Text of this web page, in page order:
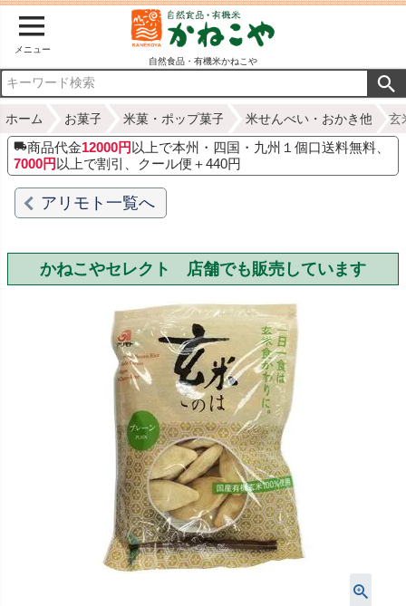
メニュー
自然食品・有機米かねこや
ホーム お菓子 米菓・ポップ菓子 米せんべい・おかき他 玄
商品代金12000円 以上で本州・四国・九州１個口送料無料、
7000円 以上で割引、クール便＋440円
アリモト一覧へ
かねこやセレクト 店舗でも販売しています